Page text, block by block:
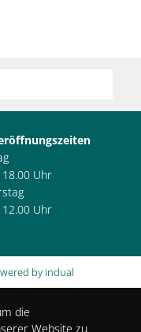
Uhr
Uhr
by indual
die
Website zu